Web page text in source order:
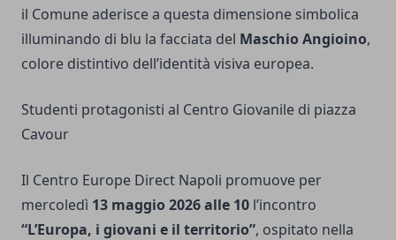
il Comune aderisce a questa dimensione simbolica
illuminando di blu la facciata del Maschio Angioino,
colore distintivo dell’identità visiva europea.
Studenti protagonisti al Centro Giovanile di piazza
Cavour
Il Centro Europe Direct Napoli promuove per
mercoledì 13 maggio 2026 alle 10 l’incontro
“L’Europa, i giovani e il territorio”, ospitato nella